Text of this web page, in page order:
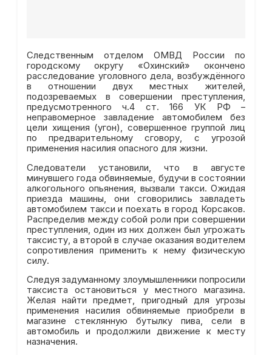
Следственным отделом ОМВД России по
городскому округу «Охинский» окончено
расследование уголовного дела, возбуждённого
в отношении двух местных жителей,
подозреваемых в совершении преступления,
предусмотренного ч.4 ст. 166 УК РФ –
неправомерное завладение автомобилем без
цели хищения (угон), совершенное группой лиц
по предварительному сговору, с угрозой
применения насилия опасного для жизни.
Следователи установили, что в августе
минувшего года обвиняемые, будучи в состоянии
алкогольного опьянения, вызвали такси. Ожидая
приезда машины, они сговорились завладеть
автомобилем такси и поехать в город Корсаков.
Распределив между собой роли при совершении
преступления, один из них должен был угрожать
таксисту, а второй в случае оказания водителем
сопротивления применить к нему физическую
силу.
Следуя задуманному злоумышленники попросили
таксиста остановиться у местного магазина.
Желая найти предмет, пригодный для угрозы
применения насилия обвиняемые приобрели в
магазине стеклянную бутылку пива, сели в
автомобиль и продолжили движение к месту
назначения.